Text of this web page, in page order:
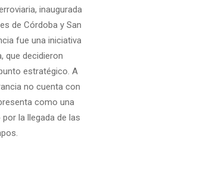
inaugurada
de Córdoba y San
fue una iniciativa
que decidieron
estratégico. A
no cuenta con
como una
la llegada de las